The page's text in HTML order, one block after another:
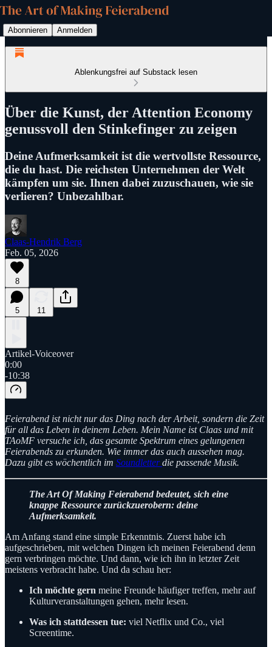
Abonnieren Anmelden
Ablenkungsfrei auf Substack lesen
Über die Kunst, der Attention Economy
genussvoll den Stinkefinger zu zeigen
Deine Aufmerksamkeit ist die wertvollste Ressource,
die du hast. Die reichsten Unternehmen der Welt
kämpfen um sie. Ihnen dabei zuzuschauen, wie sie
verlieren? Unbezahlbar.
Claas-Hendrik Berg
Feb. 05, 2026
8
5 11
Artikel-Voiceover
0:00
-10:38
Feierabend ist nicht nur das Ding nach der Arbeit, sondern die Zeit
für all das Leben in deinem Leben. Mein Name ist Claas und mit
TAoMF versuche ich, das gesamte Spektrum eines gelungenen
Feierabends zu erkunden. Wie immer das auch aussehen mag.
Dazu gibt es wöchentlich im Soundletterdie passende Musik.
The Art Of Making Feierabend bedeutet, sich eine
knappe Ressource zurückzuerobern: deine
Aufmerksamkeit.
Am Anfang stand eine simple Erkenntnis. Zuerst habe ich
aufgeschrieben, mit welchen Dingen ich meinen Feierabend denn
gern verbringen möchte. Und dann, wie ich ihn in letzter Zeit
meistens verbracht habe. Und da schau her:
Ich möchte gern meine Freunde häufiger treffen, mehr auf
Kulturveranstaltungen gehen, mehr lesen.
Was ich stattdessen tue: viel Netflix und Co., viel
Screentime.